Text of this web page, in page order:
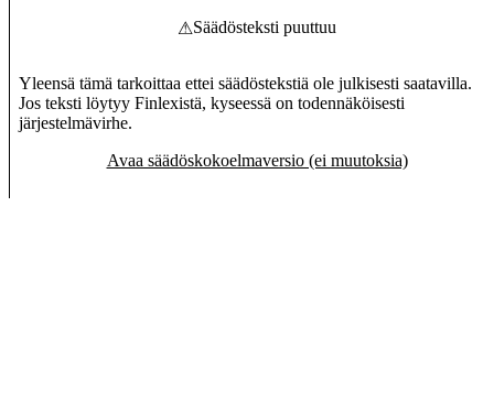
⚠Säädösteksti puuttuu
Yleensä tämä tarkoittaa ettei säädöstekstiä ole julkisesti saatavilla.
Jos teksti löytyy Finlexistä, kyseessä on todennäköisesti
järjestelmävirhe.
Avaa säädöskokoelmaversio (ei muutoksia)